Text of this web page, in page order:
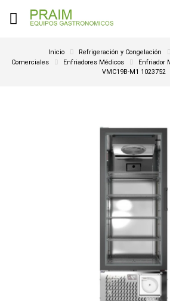
Inicio Refrigeración y Congelación
Comerciales
Enfriadores Médicos
Enfriador
VMC19B-M1 1023752